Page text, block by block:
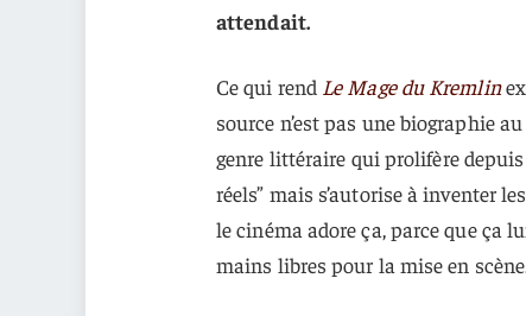
attendait.
Ce qui rend Le Mage du Kremlin
source n’est pas une biographie
genre littéraire qui prolifère
réels” mais s’autorise à inventer
le cinéma adore ça, parce que ça
mains libres pour la mise en